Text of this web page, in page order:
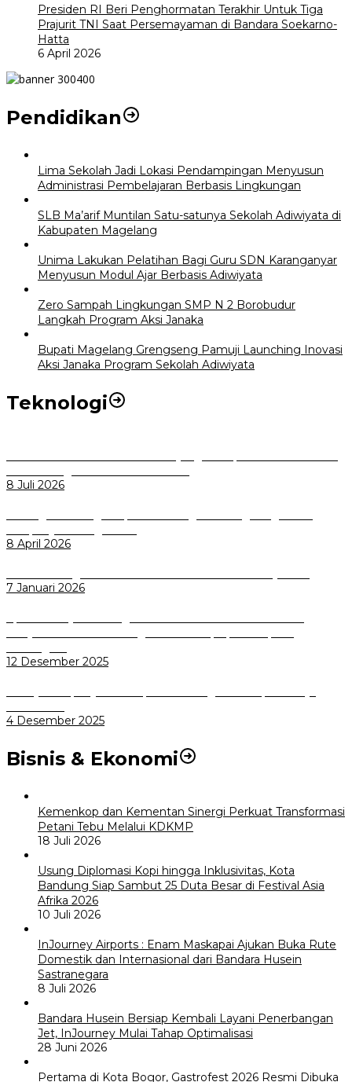
Presiden RI Beri Penghormatan Terakhir Untuk Tiga
Prajurit TNI Saat Persemayaman di Bandara Soekarno-
Hatta
6 April 2026
Pendidikan
Lima Sekolah Jadi Lokasi Pendampingan Menyusun
Administrasi Pembelajaran Berbasis Lingkungan
SLB Ma’arif Muntilan Satu-satunya Sekolah Adiwiyata di
Kabupaten Magelang
Unima Lakukan Pelatihan Bagi Guru SDN Karanganyar
Menyusun Modul Ajar Berbasis Adiwiyata
Zero Sampah Lingkungan SMP N 2 Borobudur
Langkah Program Aksi Janaka
Bupati Magelang Grengseng Pamuji Launching Inovasi
Aksi Janaka Program Sekolah Adiwiyata
Teknologi
8 Juli 2026
8 April 2026
7 Januari 2026
12 Desember 2025
4 Desember 2025
Bisnis & Ekonomi
Kemenkop dan Kementan Sinergi Perkuat Transformasi
Petani Tebu Melalui KDKMP
18 Juli 2026
Usung Diplomasi Kopi hingga Inklusivitas, Kota
Bandung Siap Sambut 25 Duta Besar di Festival Asia
Afrika 2026
10 Juli 2026
InJourney Airports : Enam Maskapai Ajukan Buka Rute
Domestik dan Internasional dari Bandara Husein
Sastranegara
8 Juli 2026
Bandara Husein Bersiap Kembali Layani Penerbangan
Jet, InJourney Mulai Tahap Optimalisasi
28 Juni 2026
Pertama di Kota Bogor, Gastrofest 2026 Resmi Dibuka